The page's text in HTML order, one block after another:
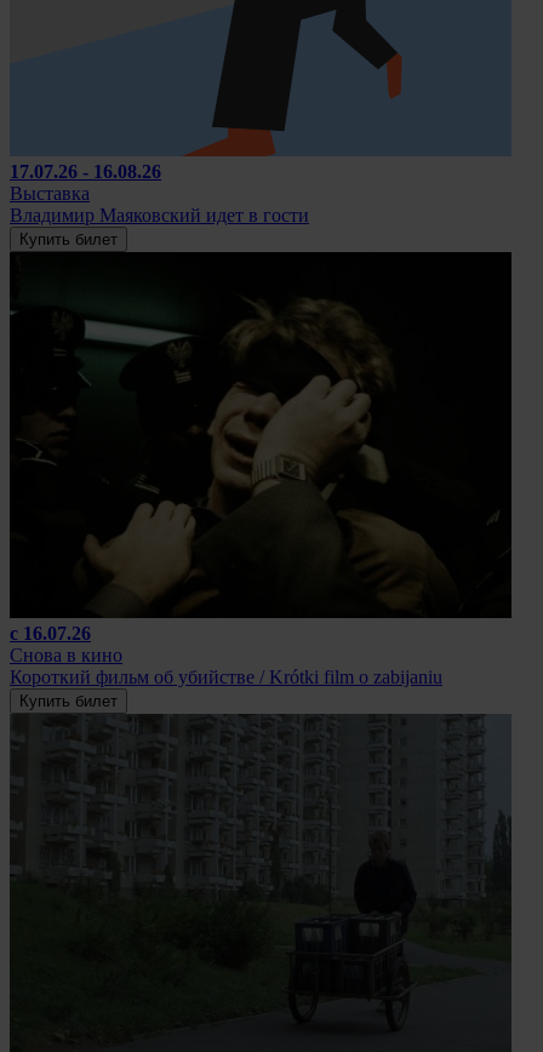
17.07.26 - 16.08.26
Выставка
Владимир Маяковский идет в гости
Купить билет
с 16.07.26
Снова в кино
Короткий фильм об убийстве / Krótki film o zabijaniu
Купить билет